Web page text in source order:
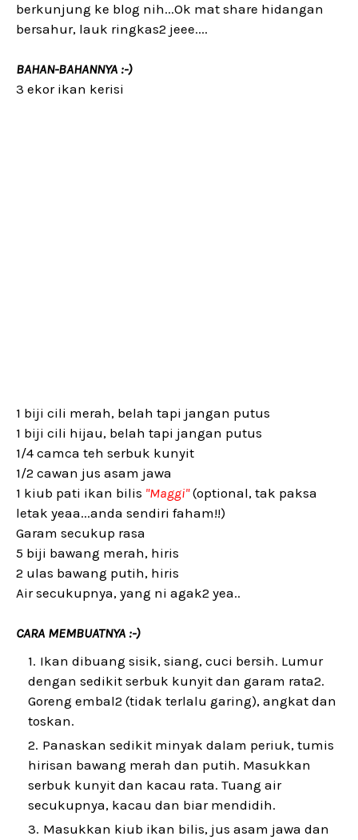
berkunjung ke blog nih...Ok mat share hidangan
bersahur, lauk ringkas2 jeee....
BAHAN-BAHANNYA :-)
3 ekor ikan kerisi
1 biji cili merah, belah tapi jangan putus
1 biji cili hijau, belah tapi jangan putus
1/4 camca teh serbuk kunyit
1/2 cawan jus asam jawa
1 kiub pati ikan bilis "Maggi"(optional, tak paksa
letak yeaa...anda sendiri faham!!)
Garam secukup rasa
5 biji bawang merah, hiris
2 ulas bawang putih, hiris
Air secukupnya, yang ni agak2 yea..
CARA MEMBUATNYA :-)
Ikan dibuang sisik, siang, cuci bersih. Lumur
dengan sedikit serbuk kunyit dan garam rata2.
Goreng embal2 (tidak terlalu garing), angkat dan
toskan.
Panaskan sedikit minyak dalam periuk, tumis
hirisan bawang merah dan putih. Masukkan
serbuk kunyit dan kacau rata. Tuang air
secukupnya, kacau dan biar mendidih.
Masukkan kiub ikan bilis, jus asam jawa dan